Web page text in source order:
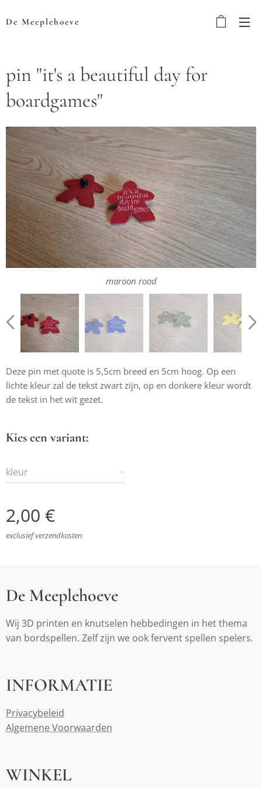
De Meeplehoeve
pin "it's a beautiful day for
boardgames"
maroon rood
Deze pin met quote is 5,5cm breed en 5cm hoog. Op een
lichte kleur zal de tekst zwart zijn, op en donkere kleur wordt
de tekst in het wit gezet.
Kies een variant:
kleur
2,00 €
exclusief verzendkosten
De Meeplehoeve
Wij 3D printen en knutselen hebbedingen in het thema
van bordspellen. Zelf zijn we ook fervent spellen spelers.
INFORMATIE
Privacybeleid
Algemene Voorwaarden
WINKEL